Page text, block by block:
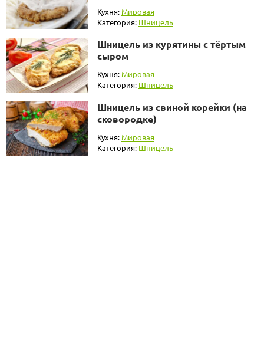
Кухня: Мировая
Категория: Шницель
Шницель из курятины с тёртым
сыром
Кухня:Мировая
Категория: Шницель
Шницель из свиной корейки (на
сковородке)
Кухня: Мировая
Категория: Шницель